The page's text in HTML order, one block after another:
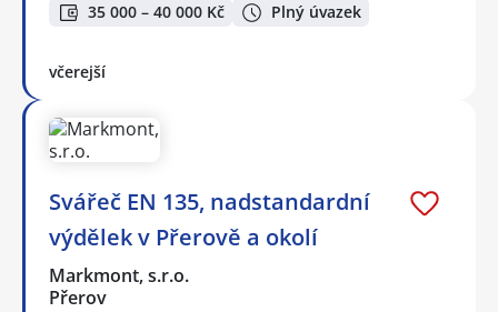
35 000 – 40 000 Kč Plný úvazek
včerejší
Svářeč EN 135, nadstandardní
výdělek v Přerově a okolí
Markmont, s.r.o.
Přerov